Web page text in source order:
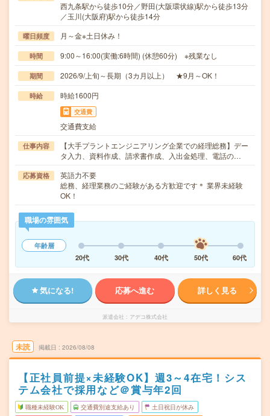
西九条駅から徒歩10分／野田(大阪環状線)駅から徒歩13分
／玉川(大阪府)駅から徒歩14分
曜日頻度 月～金※土日休み！
時間 9:00～16:00(実働:6時間) (休憩60分) ※残業なし
期間 2026/9/上旬～長期（3カ月以上） ★9月～OK！
時給 時給1600円
交通費
交通費支給
仕事内容
【大手プラントエンジニアリング企業での経理総務】デー
タ入力、資料作成、請求書作成、入出金処理、電話の…
応募資格
英語力不要
総務、経理業務のご経験がある方歓迎です＊ 業界未経験
OK！
職場の雰囲気
年齢層
20代
30代 40代 50代 60代
気になる! 応募へ進む 詳しく見る
派遣会社 アデコ株式会社
未読 掲載日 2026/08/08
【正社員前提×未経験OK】週3～4在宅！シス
テム会社で採用など＠賞与年2回
職種未経験OK 交通費別途支給あり 土日祝日が休み